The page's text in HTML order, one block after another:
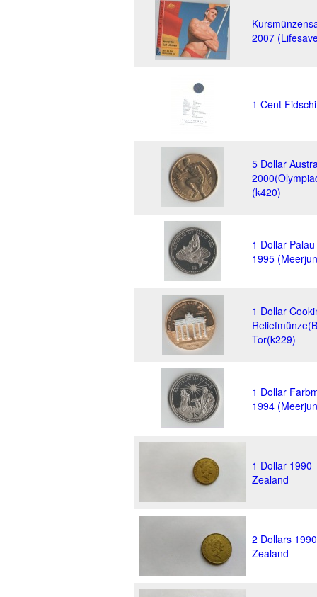
2007
1 Cent
5 Dollar
(k420)
1 Dollar
1995
1 Dollar
Tor(k229)
1 Dollar
1994
1 Dollar 1990
Zealand
2 Dollars
Zealand